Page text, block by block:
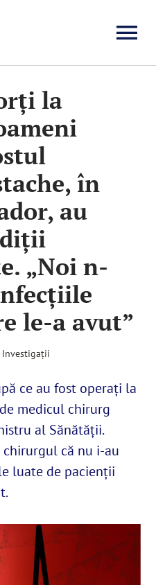
la
în
au
„Noi n-
le-a avut”
Investigații
ce au fost operați la
medicul chirurg
al Sănătății.
că nu i-au
luate de pacienții